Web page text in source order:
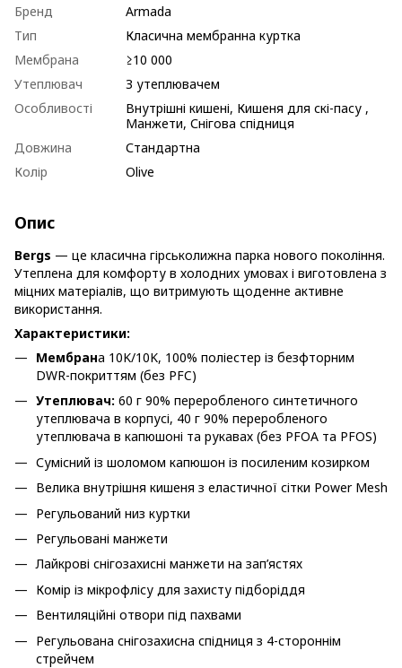
Бренд
Armada
Тип
Класична мембранна куртка
Мембрана
≥10 000
Утеплювач
З утеплювачем
Особливості
Внутрішні кишені, Кишеня для скі-пасу ,
Манжети, Снігова спідниця
Довжина
Стандартна
Колір
Olive
Опис
Bergs — це класична гірськолижна парка нового покоління.
Утеплена для комфорту в холодних умовах і виготовлена з
міцних матеріалів, що витримують щоденне активне
використання.
Характеристики:
Мембрана 10K/10K, 100% поліестер із безфторним
DWR-покриттям (без PFC)
Утеплювач: 60 г 90% переробленого синтетичного
утеплювача в корпусі, 40 г 90% переробленого
утеплювача в капюшоні та рукавах (без PFOA та PFOS)
Сумісний із шоломом капюшон із посиленим козирком
Велика внутрішня кишеня з еластичної сітки Power Mesh
Регульований низ куртки
Регульовані манжети
Лайкрові снігозахисні манжети на зап’ястях
Комір із мікрофлісу для захисту підборіддя
Вентиляційні отвори під пахвами
Регульована снігозахисна спідниця з 4-стороннім
стрейчем